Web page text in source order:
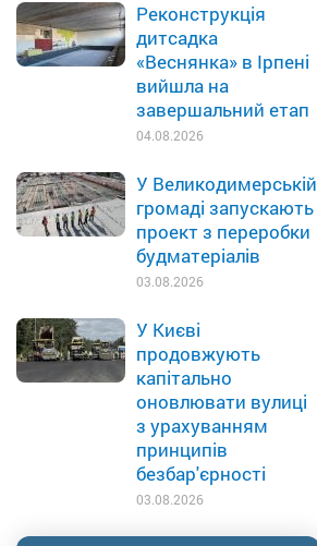
Реконструкція
дитсадка
«Веснянка» в Ірпені
вийшла на
завершальний етап
04.08.2026
У Великодимерській
громаді запускають
проект з переробки
будматеріалів
03.08.2026
У Києві
продовжують
капітально
оновлювати вулиці
з урахуванням
принципів
безбар'єрності
03.08.2026